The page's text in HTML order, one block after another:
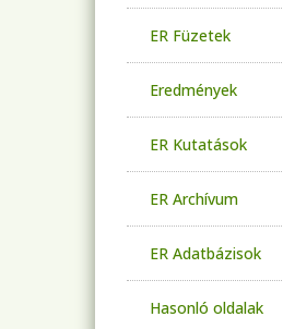
ER Füzetek
Eredmények
ER Kutatások
ER Archívum
ER Adatbázisok
Hasonló oldalak